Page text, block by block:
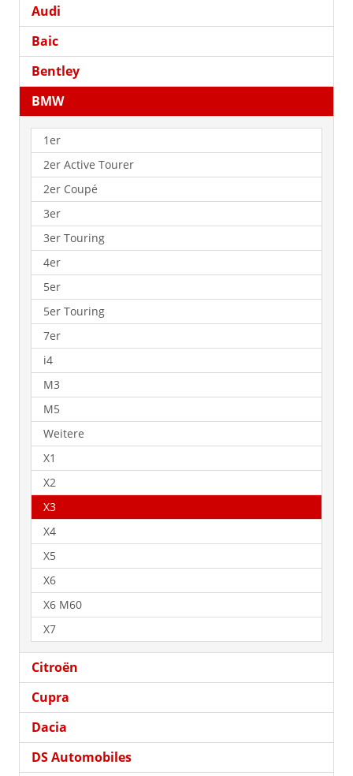
Audi
Baic
Bentley
BMW
1er
2er Active Tourer
2er Coupé
3er
3er Touring
4er
5er
5er Touring
7er
i4
M3
M5
Weitere
X1
X2
X3
X4
X5
X6
X6 M60
X7
Citroën
Cupra
Dacia
DS Automobiles